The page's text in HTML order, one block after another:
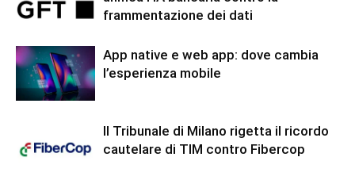
frammentazione dei dati
App native e web app: dove cambia
l’esperienza mobile
Il Tribunale di Milano rigetta il ricordo
cautelare di TIM contro Fibercop